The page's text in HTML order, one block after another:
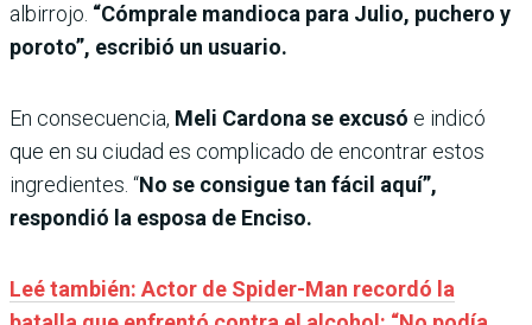
albirrojo. “Cómprale mandioca para Julio, puchero y
poroto”, escribió un usuario.
En consecuencia, Meli Cardona se excusó e indicó
que en su ciudad es complicado de encontrar estos
ingredientes. “No se consigue tan fácil aquí”,
respondió la esposa de Enciso.
Leé también: Actor de Spider-Man recordó la